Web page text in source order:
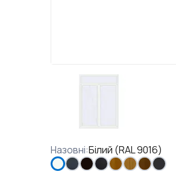
Назовні:Білий (RAL 9016)